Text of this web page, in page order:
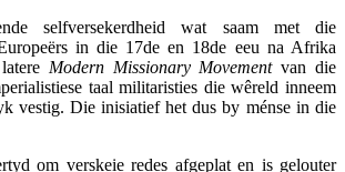
selfversekerdheid wat saam met die
in die 17de en 18de eeu na Afrika
Modern Missionary Movementvan die
taal militaristies die wêreld inneem
vestig. Die inisiatief het dus by ménse in die
om verskeie redes afgeplat en is gelouter